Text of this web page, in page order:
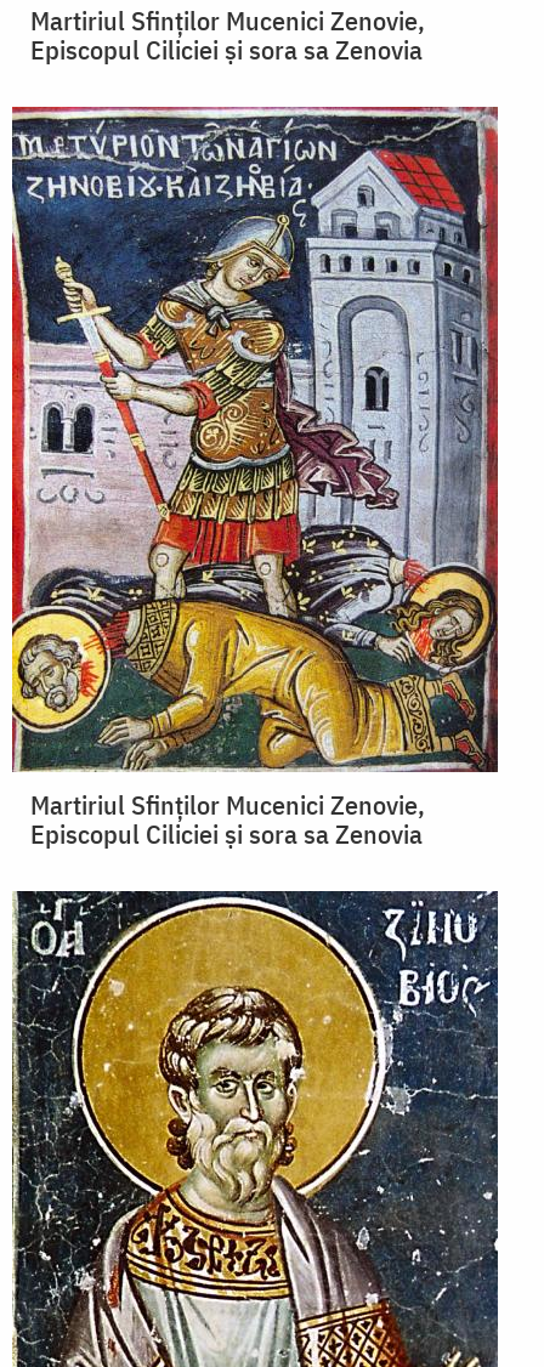
Martiriul Sfinților Mucenici Zenovie,
Episcopul Ciliciei și sora sa Zenovia
Martiriul Sfinților Mucenici Zenovie,
Episcopul Ciliciei și sora sa Zenovia